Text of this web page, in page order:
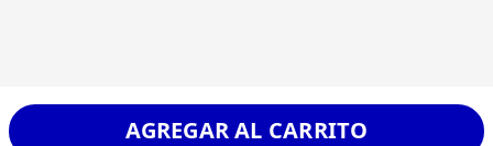
AGREGAR AL CARRITO